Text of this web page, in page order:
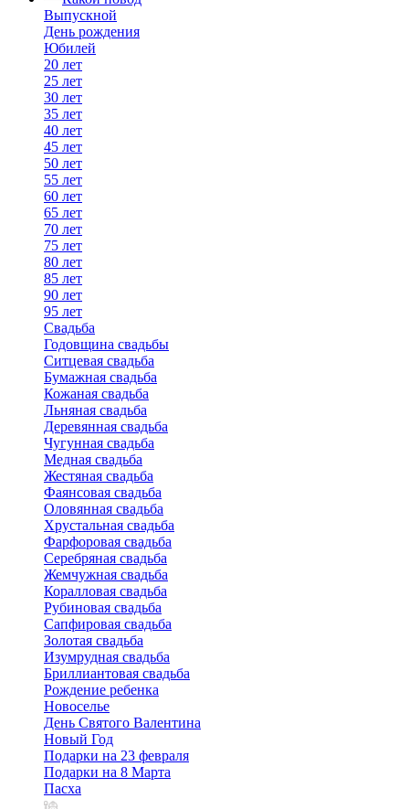
Выпускной
День рождения
Юбилей
20 лет
25 лет
30 лет
35 лет
40 лет
45 лет
50 лет
55 лет
60 лет
65 лет
70 лет
75 лет
80 лет
85 лет
90 лет
95 лет
Свадьба
Годовщина свадьбы
Ситцевая свадьба
Бумажная свадьба
Кожаная свадьба
Льняная свадьба
Деревянная свадьба
Чугунная свадьба
Медная свадьба
Жестяная свадьба
Фаянсовая свадьба
Оловянная свадьба
Хрустальная свадьба
Фарфоровая свадьба
Серебряная свадьба
Жемчужная свадьба
Коралловая свадьба
Рубиновая свадьба
Сапфировая свадьба
Золотая свадьба
Изумрудная свадьба
Бриллиантовая свадьба
Рождение ребенка
Новоселье
День Святого Валентина
Новый Год
Подарки на 23 февраля
Подарки на 8 Марта
Пасха